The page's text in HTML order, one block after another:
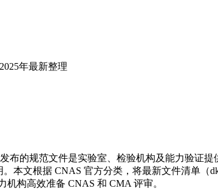
年最新整理
布的规范文件是实验室、检验机构及能力验证
本文根据 CNAS 官方分类，将最新文件清单（
构高效准备 CNAS 和 CMA 评审。